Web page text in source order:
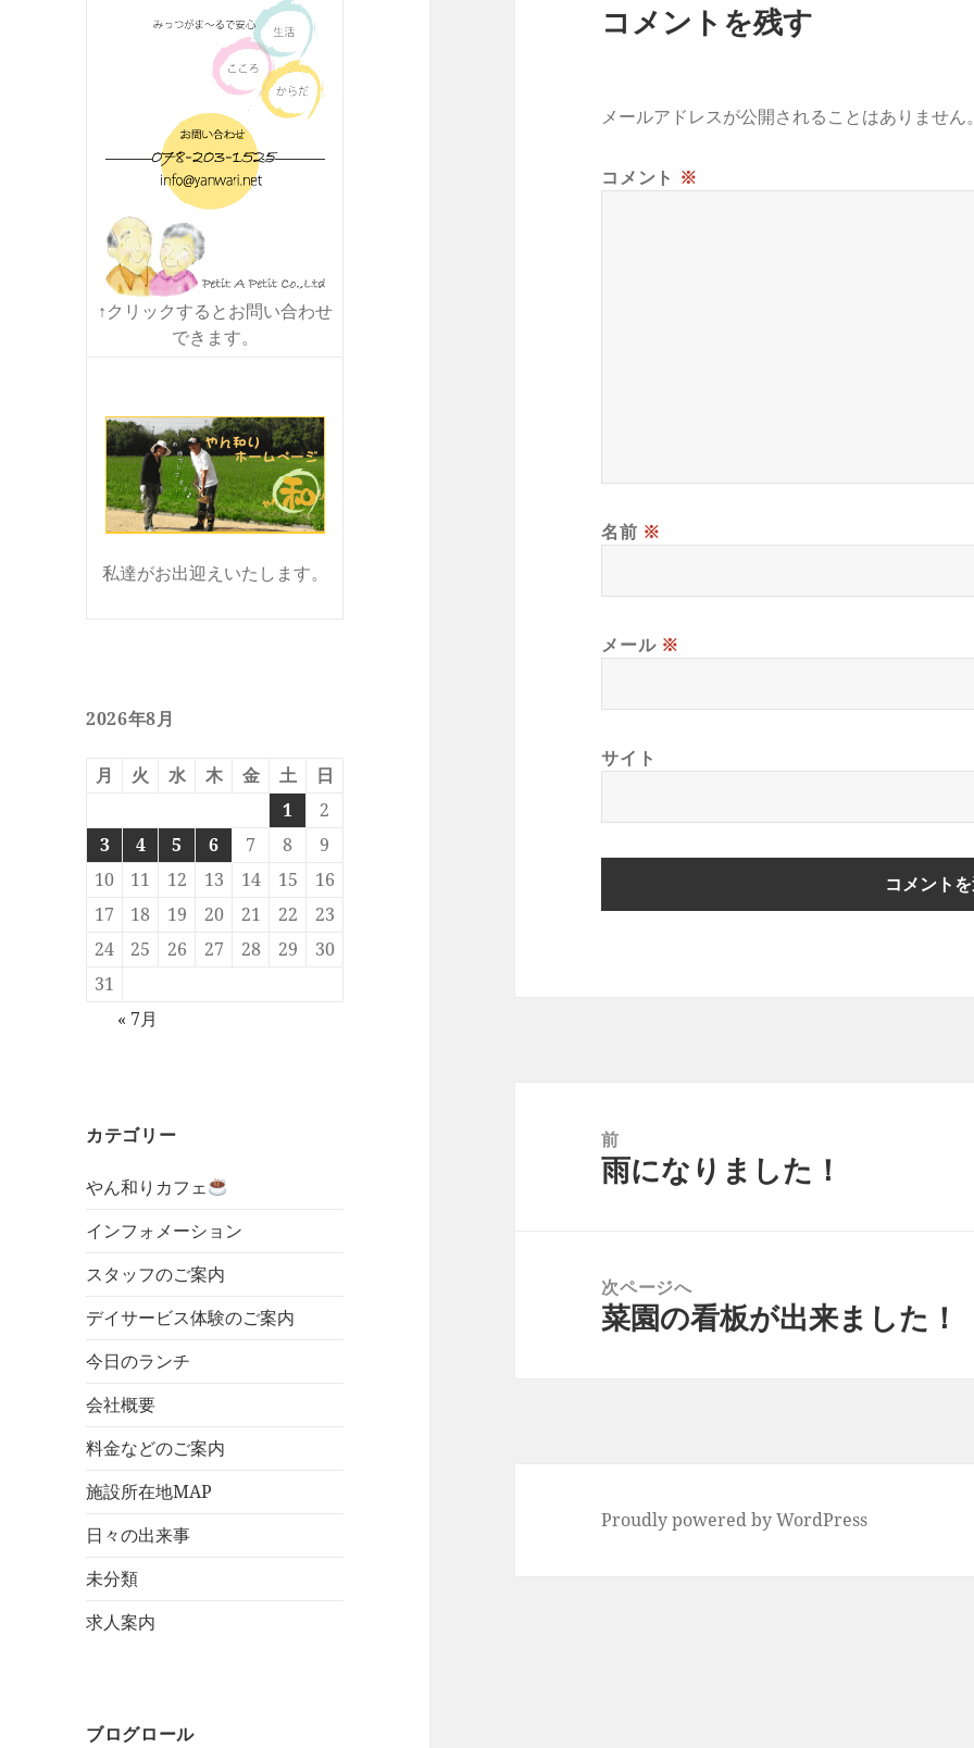
↑クリックするとお問い合わせ
できます。
私達がお出迎えいたします。
2026年8月
月 火 水 木 金 土
日
1
2
3
4 5 6 7 8
9
10
11 12 13 14 15
16
17
18 19 20 21 22
23
24
25 26 27 28 29
30
31
« 7月
カテゴリー
やん和りカフェ
インフォメーション
スタッフのご案内
デイサービス体験のご案内
今日のランチ
会社概要
料金などのご案内
施設所在地MAP
日々の出来事
未分類
求人案内
ブログロール
コメントを残す
メールアドレスが公開されることはありません
コメント ※
名前 ※
メール ※
サイト
前
前
雨になりました！
次ページへ
次
菜園の看板が出来ました！
Proudly powered by WordPress